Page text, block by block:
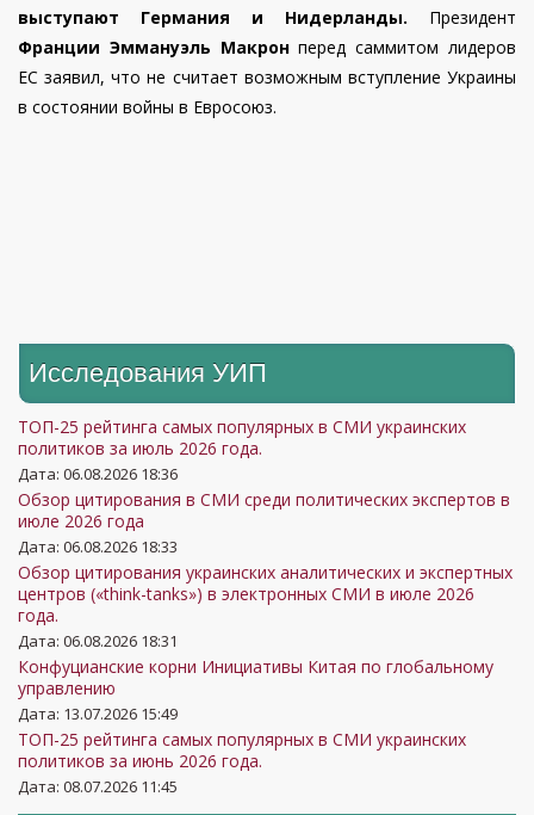
выступают Германия и Нидерланды. Президент
Франции Эммануэль Макронперед саммитом лидеров
ЕС заявил, что не считает возможным вступление Украины
в состоянии войны в Евросоюз.
Исследования УИП
ТОП-25 рейтинга самых популярных в СМИ украинских
политиков за июль 2026 года.
Дата: 06.08.2026 18:36
Обзор цитирования в СМИ среди политических экспертов в
июле 2026 года
Дата: 06.08.2026 18:33
Обзор цитирования украинских аналитических и экспертных
центров («think-tanks») в электронных СМИ в июле 2026
года.
Дата: 06.08.2026 18:31
Конфуцианские корни Инициативы Китая по глобальному
управлению
Дата: 13.07.2026 15:49
ТОП-25 рейтинга самых популярных в СМИ украинских
политиков за июнь 2026 года.
Дата: 08.07.2026 11:45